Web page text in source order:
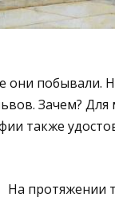
они побывали.
Зачем? Для
также
На протяжении